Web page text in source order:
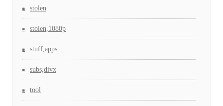
stolen
stolen,1080p
stuff,apps
subs,divx
tool